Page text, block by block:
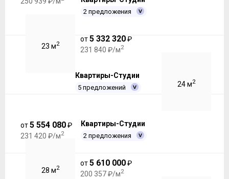
2 предложения
23 м2
от5 332 320₽
231 840 ₽/м2
Квартиры-Студии
5 предложений 24 м2
от5 554 080₽
231 420 ₽/м2
Квартиры-Студии
2 предложения
28 м2
от5 610 000₽
200 357 ₽/м2